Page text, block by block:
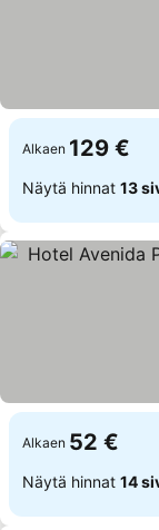
Alkaen 129 €
Näytä hinnat 13
Alkaen 52 €
Näytä hinnat 14